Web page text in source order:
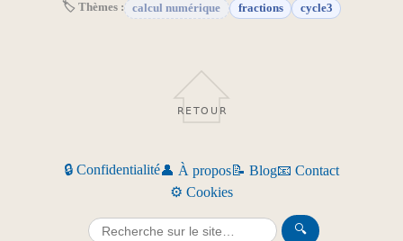
🏷 Thèmes : calcul numérique fractions cycle3
RETOUR
🔒 Confidentialité👤 À propos📝 Blog📧 Contact
⚙️ Cookies
🔍